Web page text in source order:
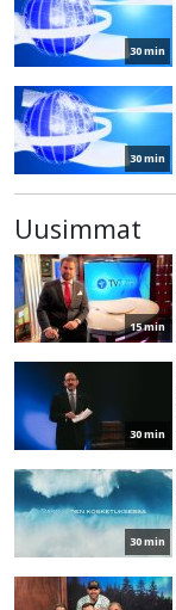
30 min
30 min
Uusimmat
15 min
30 min
30 min